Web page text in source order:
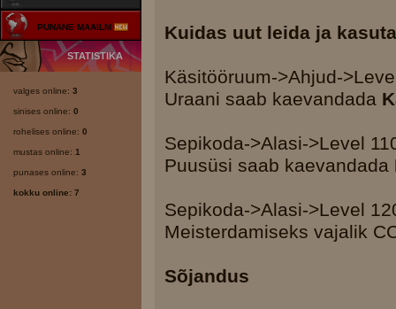
PUNANE MAAILM
STATISTIKA
valges online: 3
sinises online: 0
rohelises online: 0
mustas online: 1
punases online: 3
kokku online: 7
Kuidas uut leida ja
Käsitööruum->Ahjud-
Uraani saab kaevandada
Sepikoda->Alasi->Level
Puusüsi saab kaevandada
Sepikoda->Alasi->Level
Meisterdamiseks vajalik
Sõjandus